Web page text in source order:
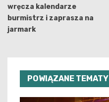
wręcza kalendarze
burmistrz i zaprasza na
jarmark
POWIĄZANE TEMATY